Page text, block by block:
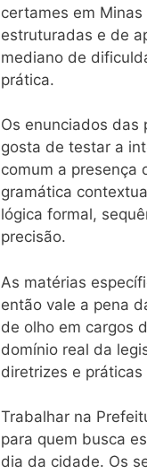
certames em
estruturadas e de
mediano de
prática.
Os enunciados das
gosta de testar a
comum a presença
gramática
lógica formal,
precisão.
As matérias
então vale a pena
de olho em cargos
domínio real da
diretrizes e
Trabalhar na
para quem busca
dia da cidade. Os